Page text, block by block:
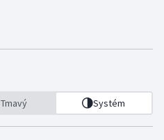
Tmavý Systém